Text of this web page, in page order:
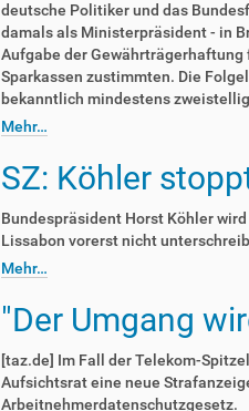
deutsche Politiker und das
damals als Ministerpräsident - in
Aufgabe der
Sparkassen zustimmten. Die
bekanntlich mindestens
Mehr…
SZ: Köhler
Bundespräsident Horst Köhler
Lissabon vorerst nicht
Mehr…
"Der Umgang
[taz.de] Im Fall der Telekom-
Aufsichtsrat eine neue
Arbeitnehmerdatenschutzgesetz.